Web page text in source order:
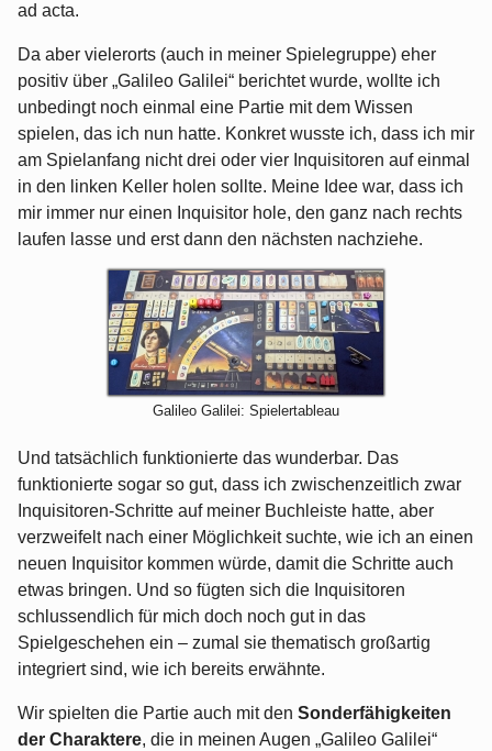
ad acta.
Da aber vielerorts (auch in meiner Spielegruppe) eher
positiv über „Galileo Galilei“ berichtet wurde, wollte ich
unbedingt noch einmal eine Partie mit dem Wissen
spielen, das ich nun hatte. Konkret wusste ich, dass ich mir
am Spielanfang nicht drei oder vier Inquisitoren auf einmal
in den linken Keller holen sollte. Meine Idee war, dass ich
mir immer nur einen Inquisitor hole, den ganz nach rechts
laufen lasse und erst dann den nächsten nachziehe.
Galileo Galilei: Spielertableau
Und tatsächlich funktionierte das wunderbar. Das
funktionierte sogar so gut, dass ich zwischenzeitlich zwar
Inquisitoren-Schritte auf meiner Buchleiste hatte, aber
verzweifelt nach einer Möglichkeit suchte, wie ich an einen
neuen Inquisitor kommen würde, damit die Schritte auch
etwas bringen. Und so fügten sich die Inquisitoren
schlussendlich für mich doch noch gut in das
Spielgeschehen ein – zumal sie thematisch großartig
integriert sind, wie ich bereits erwähnte.
Wir spielten die Partie auch mit den Sonderfähigkeiten
der Charaktere, die in meinen Augen „Galileo Galilei“